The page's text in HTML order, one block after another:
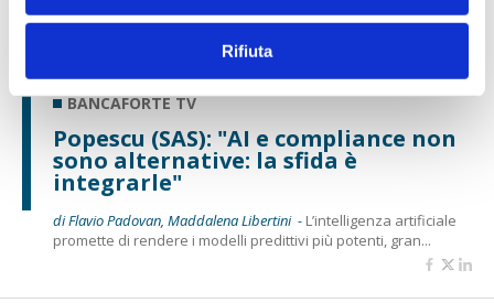
Rifiuta
BANCAFORTE TV
Popescu (SAS): "AI e compliance non
sono alternative: la sfida è
integrarle"
di Flavio Padovan, Maddalena Libertini - L’intelligenza artificiale
promette di rendere i modelli predittivi più potenti, gran...